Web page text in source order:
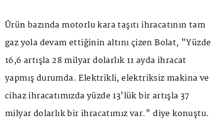
Ürün bazında motorlu kara taşıtı ihracatının tam
gaz yola devam ettiğinin altını çizen Bolat, "Yüzde
16,6 artışla 28 milyar dolarlık 11 ayda ihracat
yapmış durumda. Elektrikli, elektriksiz makina ve
cihaz ihracatımızda yüzde 13'lük bir artışla 37
milyar dolarlık bir ihracatımız var." diye konuştu.